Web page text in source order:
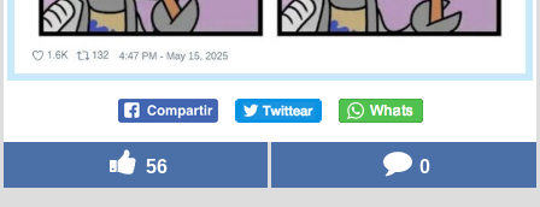
56 0